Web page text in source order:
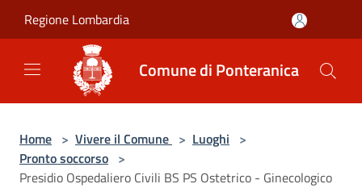
Regione Lombardia
Comune di Ponteranica
Home > Vivere il Comune > Luoghi >
Pronto soccorso >
Presidio Ospedaliero Civili BS PS Ostetrico - Ginecologico